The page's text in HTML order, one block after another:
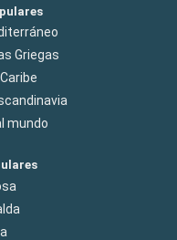
Griegas
mundo